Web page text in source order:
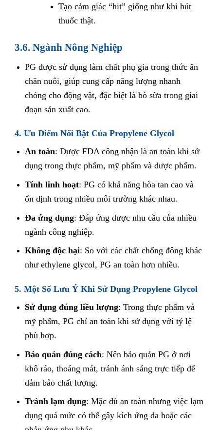
Tạo cảm giác “hit” giống như khi hút
thuốc thật.
3.6. Ngành Nông Nghiệp
PG được sử dụng làm chất phụ gia trong thức ăn
chăn nuôi, giúp cung cấp năng lượng nhanh
chóng cho động vật, đặc biệt là bò sữa trong giai
đoạn sản xuất cao.
4. Ưu Điểm Nổi Bật Của Propylene Glycol
An toàn: Được FDA công nhận là an toàn khi sử
dụng trong thực phẩm, mỹ phẩm và dược phẩm.
Tính linh hoạt: PG có khả năng hòa tan cao và
ổn định trong nhiều môi trường khác nhau.
Đa ứng dụng: Đáp ứng được nhu cầu của nhiều
ngành công nghiệp.
Không độc hại: So với các chất chống đông khác
như ethylene glycol, PG an toàn hơn nhiều.
5. Một Số Lưu Ý Khi Sử Dụng Propylene Glycol
Sử dụng đúng liều lượng: Trong thực phẩm và
mỹ phẩm, PG chỉ an toàn khi sử dụng với tỷ lệ
phù hợp.
Bảo quản đúng cách: Nên bảo quản PG ở nơi
khô ráo, thoáng mát, tránh ánh sáng trực tiếp để
đảm bảo chất lượng.
Tránh lạm dụng: Mặc dù an toàn nhưng việc lạm
dụng quá mức có thể gây kích ứng da hoặc các